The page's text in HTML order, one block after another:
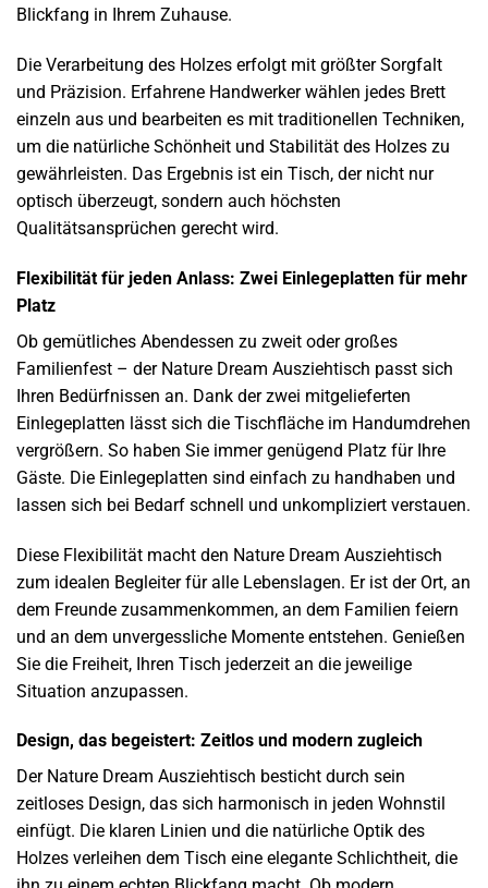
Blickfang in Ihrem Zuhause.
Die Verarbeitung des Holzes erfolgt mit größter Sorgfalt
und Präzision. Erfahrene Handwerker wählen jedes Brett
einzeln aus und bearbeiten es mit traditionellen Techniken,
um die natürliche Schönheit und Stabilität des Holzes zu
gewährleisten. Das Ergebnis ist ein Tisch, der nicht nur
optisch überzeugt, sondern auch höchsten
Qualitätsansprüchen gerecht wird.
Flexibilität für jeden Anlass: Zwei Einlegeplatten für mehr
Platz
Ob gemütliches Abendessen zu zweit oder großes
Familienfest – der Nature Dream Ausziehtisch passt sich
Ihren Bedürfnissen an. Dank der zwei mitgelieferten
Einlegeplatten lässt sich die Tischfläche im Handumdrehen
vergrößern. So haben Sie immer genügend Platz für Ihre
Gäste. Die Einlegeplatten sind einfach zu handhaben und
lassen sich bei Bedarf schnell und unkompliziert verstauen.
Diese Flexibilität macht den Nature Dream Ausziehtisch
zum idealen Begleiter für alle Lebenslagen. Er ist der Ort, an
dem Freunde zusammenkommen, an dem Familien feiern
und an dem unvergessliche Momente entstehen. Genießen
Sie die Freiheit, Ihren Tisch jederzeit an die jeweilige
Situation anzupassen.
Design, das begeistert: Zeitlos und modern zugleich
Der Nature Dream Ausziehtisch besticht durch sein
zeitloses Design, das sich harmonisch in jeden Wohnstil
einfügt. Die klaren Linien und die natürliche Optik des
Holzes verleihen dem Tisch eine elegante Schlichtheit, die